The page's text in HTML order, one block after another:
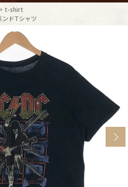
LINE ID連携
マイページ
International Shipping
特集一覧
スタッフコーディネート
古着卸DOCK
t-shirt
ンドTシャツ